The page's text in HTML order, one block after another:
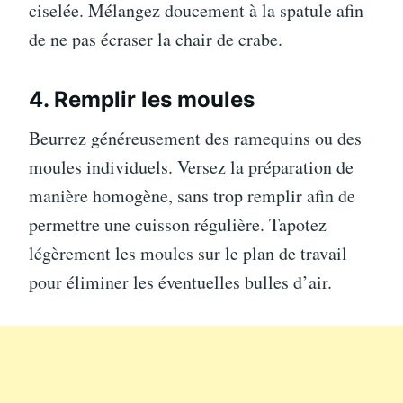
ciselée. Mélangez doucement à la spatule afin
de ne pas écraser la chair de crabe.
4. Remplir les moules
Beurrez généreusement des ramequins ou des
moules individuels. Versez la préparation de
manière homogène, sans trop remplir afin de
permettre une cuisson régulière. Tapotez
légèrement les moules sur le plan de travail
pour éliminer les éventuelles bulles d’air.